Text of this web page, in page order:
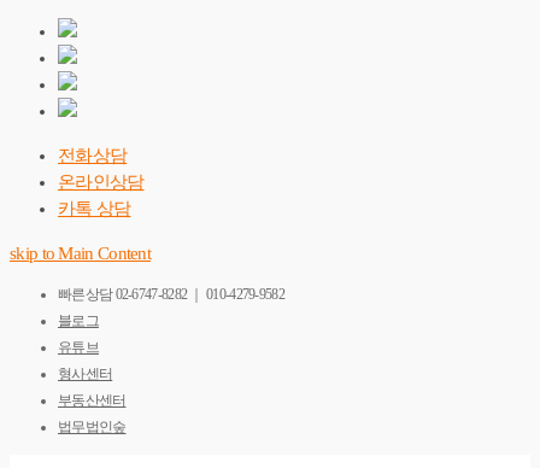
전화상담
온라인상담
카톡 상담
skip to Main Content
빠른상담02-6747-8282 ｜ 010-4279-9582
블로그
유튜브
형사센터
부동산센터
법무법인숲